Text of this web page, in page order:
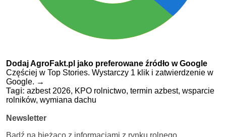
Dodaj AgroFakt.pl jako preferowane źródło w Google
Częściej w Top Stories. Wystarczy 1 klik i zatwierdzenie w
Google. →
Tagi: azbest 2026, KPO rolnictwo, termin azbest, wsparcie
rolników, wymiana dachu
Newsletter
Bądź na bieżąco z informacjami z rynku rolnego